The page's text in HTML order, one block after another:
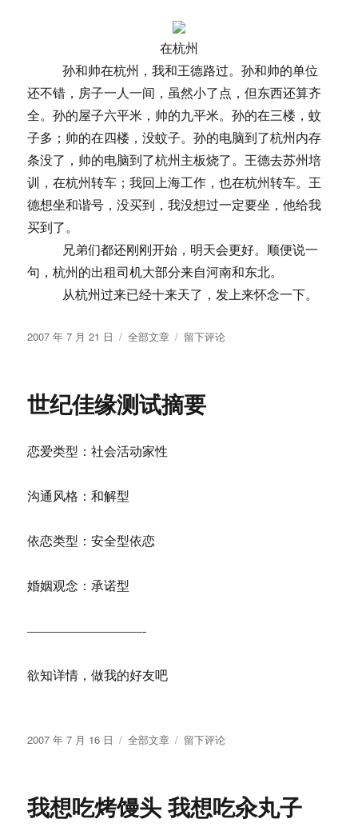
乐
在杭州
孙和帅在杭州，我和王德路过。孙和帅的单位
还不错，房子一人一间，虽然小了点，但东西还算齐
全。孙的屋子六平米，帅的九平米。孙的在三楼，蚊
子多；帅的在四楼，没蚊子。孙的电脑到了杭州内存
条没了，帅的电脑到了杭州主板烧了。王德去苏州培
训，在杭州转车；我回上海工作，也在杭州转车。王
德想坐和谐号，没买到，我没想过一定要坐，他给我
买到了。
兄弟们都还刚刚开始，明天会更好。顺便说一
句，杭州的出租司机大部分来自河南和东北。
从杭州过来已经十来天了，发上来怀念一下。
发
2007 年 7 月 21 日
分
全部文章
于
过
来
留下评论
世纪佳缘测试摘要
恋爱类型：社会活动家性
沟通风格：和解型
依恋类型：安全型依恋
婚姻观念：承诺型
—————————-
欲知详情，做我的好友吧
发
2007 年 7 月 16 日
分
全部文章
于
缘
测
留下评论
我想吃烤馒头 我想吃汆丸子